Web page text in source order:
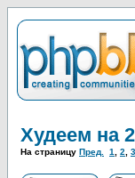
Худеем на
На страницу Пред. 1 2 3